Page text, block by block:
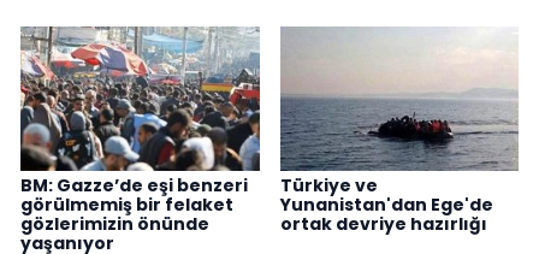
BM: Gazze’de eşi benzeri
görülmemiş bir felaket
gözlerimizin önünde
yaşanıyor
Türkiye ve
Yunanistan'dan Ege'de
ortak devriye hazırlığı